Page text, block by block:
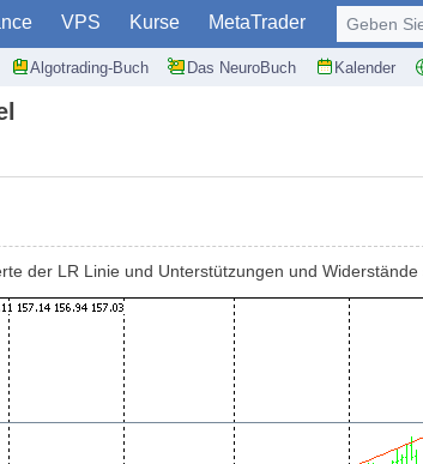
VPS Kurse MetaTrader
Algotrading-Buch Das NeuroBuch Kalender
Geben
der LR Linie und Unterstützungen und